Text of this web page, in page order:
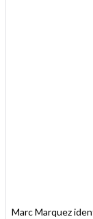
Marc Marquez